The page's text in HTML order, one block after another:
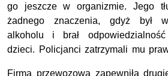
go jeszcze w organizmie. Jego
żadnego znaczenia, gdyż był
alkoholu i brał
dzieci. Policjanci zatrzymali mu
Firma przewozowa zapewniła